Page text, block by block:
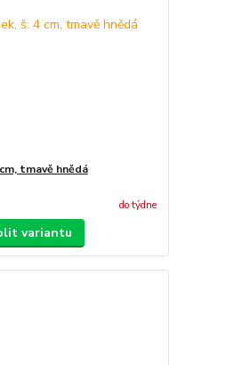
tmavě hnědá
do týdne
variantu